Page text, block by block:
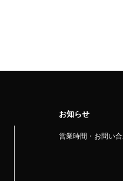
お知らせ
営業時間・お問い